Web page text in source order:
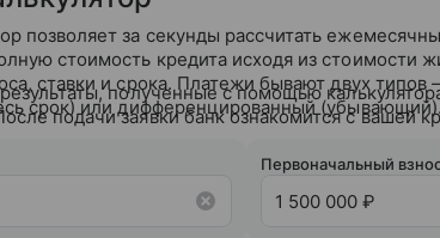
позволяет за секунды рассчитать
стоимость кредита исходя из стоимости
ставки и срока. Платежи бывают двух
срок) или дифференцированный (убывающий).
полученные с помощью
подачи заявки банк ознакомится с вашей
Первоначальный